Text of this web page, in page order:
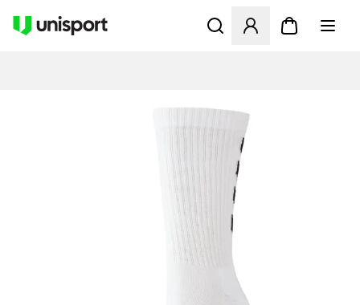
Åbner en Modal til at